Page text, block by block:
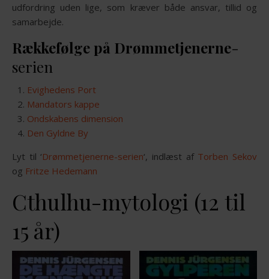
udfordring uden lige, som kræver både ansvar, tillid og
samarbejde.
Rækkefølge på Drømmetjenerne-
serien
Evighedens Port
Mandators kappe
Ondskabens dimension
Den Gyldne By
Lyt til ‘Drømmetjenerne-serien‘, indlæst af Torben Sekov
og Fritze Hedemann
Cthulhu-mytologi (12 til
15 år)